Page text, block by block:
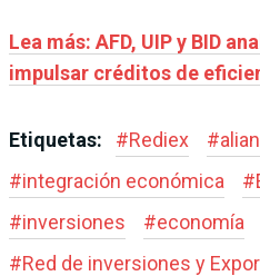
Lea más: AFD, UIP y BID
impulsar créditos de
Etiquetas: #Rediex #
#integración económica #
#inversiones #economía
#Red de inversiones y